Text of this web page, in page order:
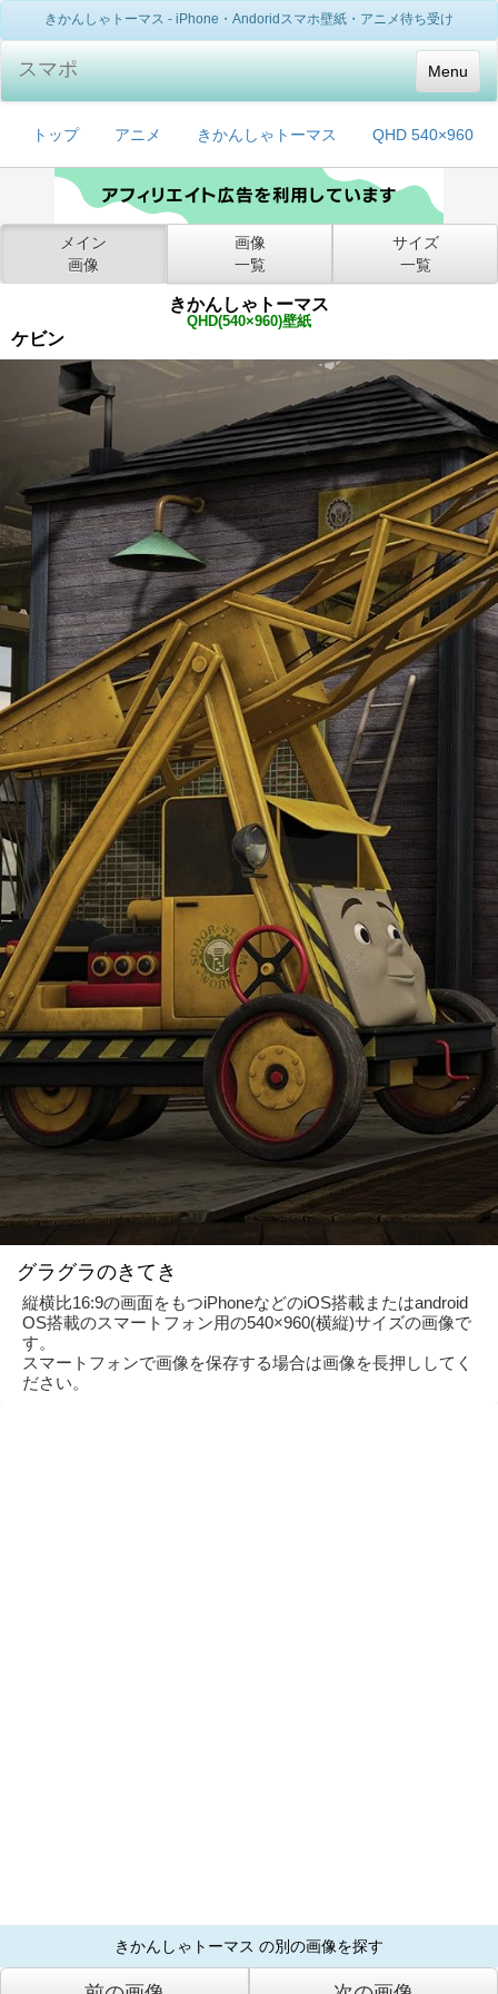
きかんしゃトーマス - iPhone・Andoridスマホ壁紙・アニメ待ち受け
Menu
スマポ
トップ アニメ きかんしゃトーマス QHD 540×960
メイン
画像
画像
一覧
サイズ
一覧
きかんしゃトーマス
QHD(540×960)壁紙
ケビン
グラグラのきてき
縦横比16:9の画面をもつiPhoneなどのiOS搭載またはandroid
OS搭載のスマートフォン用の540×960(横縦)サイズの画像で
す。
スマートフォンで画像を保存する場合は画像を長押ししてく
ださい。
きかんしゃトーマス の別の画像を探す